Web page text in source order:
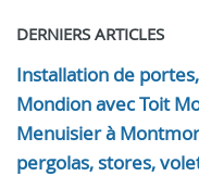
DERNIERS ARTICLES
Installation de
Mondion avec Toit
Menuisier à
pergolas, stores,